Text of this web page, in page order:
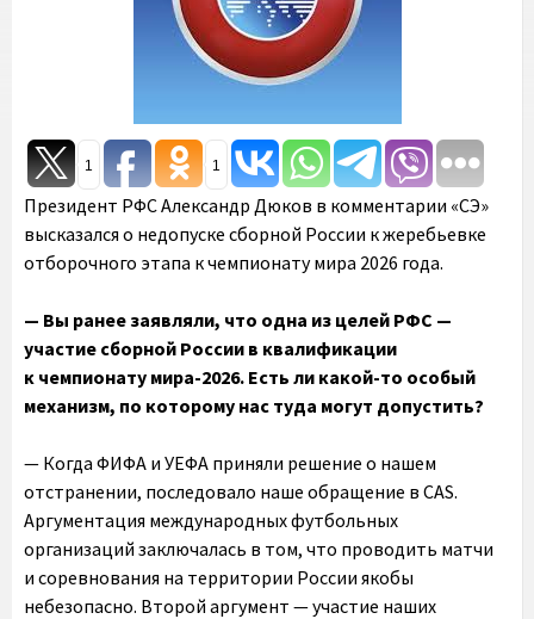
1 1
Президент РФС Александр Дюков в комментарии «СЭ»
высказался о недопуске сборной России к жеребьевке
отборочного этапа к чемпионату мира 2026 года.
— Вы ранее заявляли, что одна из целей РФС —
участие сборной России в квалификации
к чемпионату мира-2026. Есть ли какой-то особый
механизм, по которому нас туда могут допустить?
— Когда ФИФА и УЕФА приняли решение о нашем
отстранении, последовало наше обращение в CAS.
Аргументация международных футбольных
организаций заключалась в том, что проводить матчи
и соревнования на территории России якобы
небезопасно. Второй аргумент — участие наших